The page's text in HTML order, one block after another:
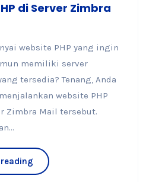
di Server Zimbra
website PHP yang ingin
memiliki server
tersedia? Tenang, Anda
website PHP
Zimbra Mail tersebut.